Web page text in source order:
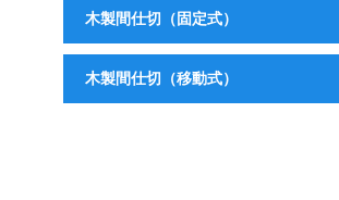
木製間仕切（固定式）
木製間仕切（移動式）